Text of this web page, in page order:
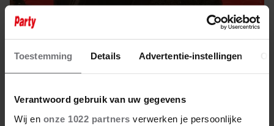
Toestemming Details Advertentie-instellingen
Verantwoord gebruik van uw gegevens
Wij en onze 1022 partners verwerken je persoonlijke
13 november 2023
RENÉ LE BLANC LUISTERT NIET
NAAR FLEMMING EN ANTOON